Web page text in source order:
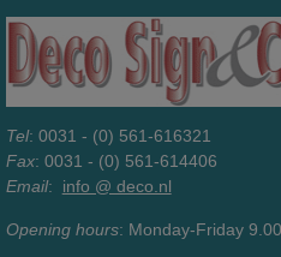
Tel: 0031 - (0) 561-616321
Fax: 0031 - (0) 561-614406
Email: info @ deco.nl
Opening hours: Monday-Friday